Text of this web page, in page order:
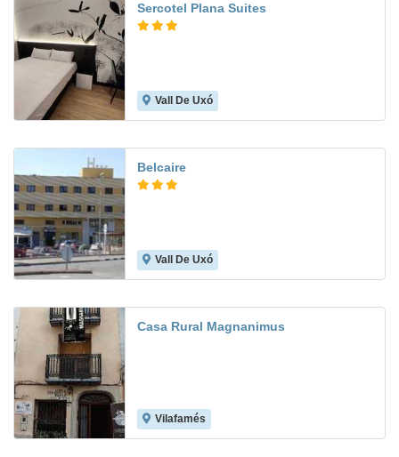
Sercotel Plana Suites
Vall De Uxó
Belcaire
Vall De Uxó
Casa Rural Magnanimus
Vilafamés